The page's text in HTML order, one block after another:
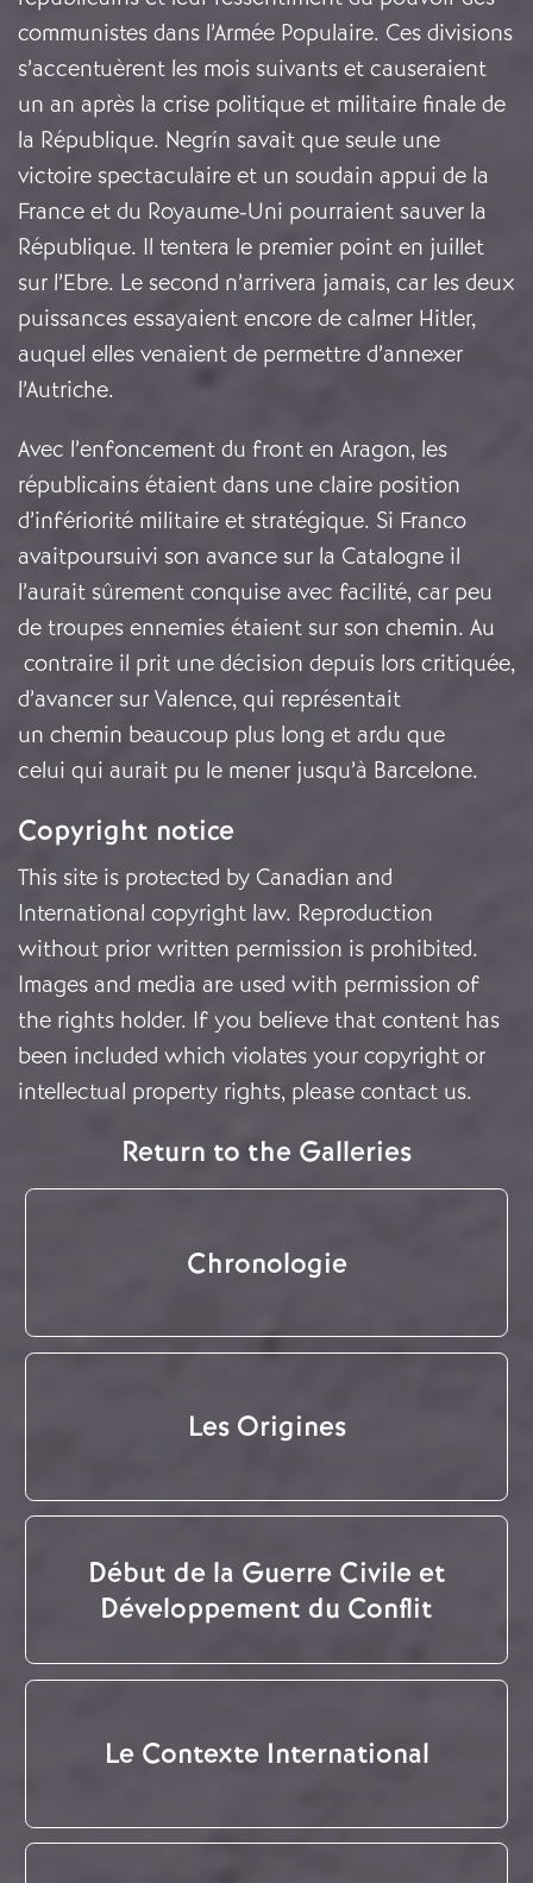
communistes dans l’Armée Populaire. Ces divisions
s’accentuèrent les mois suivants et causeraient
un an après la crise politique et militaire finale de
la République. Negrín savait que seule une
victoire spectaculaire et un soudain appui de la
France et du Royaume-Uni pourraient sauver la
République. Il tentera le premier point en juillet
sur l’Ebre. Le second n’arrivera jamais, car les deux
puissances essayaient encore de calmer Hitler,
auquel elles venaient de permettre d’annexer
l’Autriche.
Avec l’enfoncement du front en Aragon, les
républicains étaient dans une claire position
d’infériorité militaire et stratégique. Si Franco
avaitpoursuivi son avance sur la Catalogne il
l’aurait sûrement conquise avec facilité, car peu
de troupes ennemies étaient sur son chemin. Au
contraire il prit une décision depuis lors critiquée,
d’avancer sur Valence, qui représentait
un chemin beaucoup plus long et ardu que
celui qui aurait pu le mener jusqu’à Barcelone.
Copyright notice
This site is protected by Canadian and
International copyright law. Reproduction
without prior written permission is prohibited.
Images and media are used with permission of
the rights holder. If you believe that content has
been included which violates your copyright or
intellectual property rights, please contact us.
Return to the Galleries
Chronologie
Les Origines
Début de la Guerre Civile et
Développement du Conflit
Le Contexte International